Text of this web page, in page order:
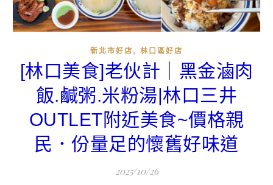
新北市好店 , 林口區好店
[林口美食]老伙計｜黑金滷肉
飯.鹹粥.米粉湯|林口三井
OUTLET附近美食~價格親
民．份量足的懷舊好味道
2025/10/26